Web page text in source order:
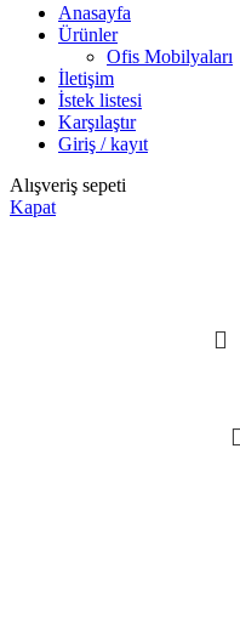
Anasayfa
Ürünler
Ofis Mobilyaları
İletişim
İstek listesi
Karşılaştır
Giriş / kayıt
Alışveriş sepeti
Kapat